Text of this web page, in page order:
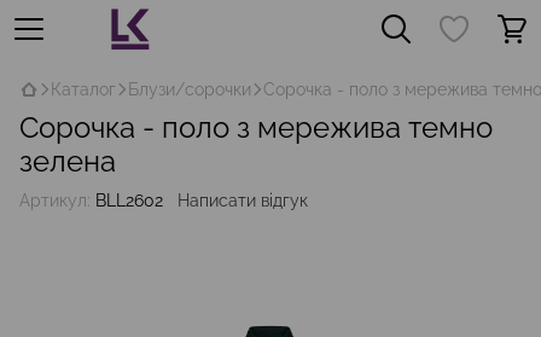
Каталог Блузи/сорочки Сорочка - поло з мережива
Сорочка - поло з мережива темно
зелена
Артикул: BLL2602 Написати відгук